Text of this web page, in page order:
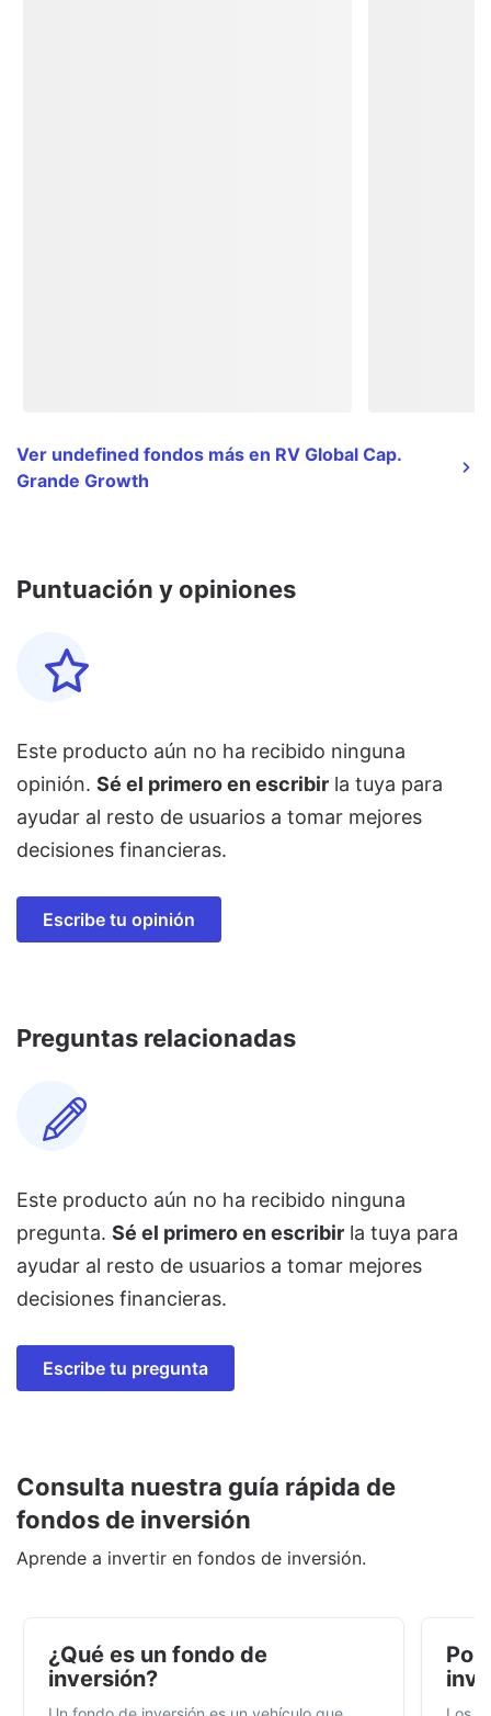
Ver undefined fondos más en RV Global Cap.
Grande Growth
Puntuación y opiniones
Este producto aún no ha recibido ninguna
opinión. Sé el primero en escribir la tuya para
ayudar al resto de usuarios a tomar mejores
decisiones financieras.
Escribe tu opinión
Preguntas relacionadas
Este producto aún no ha recibido ninguna
pregunta. Sé el primero en escribir la tuya para
ayudar al resto de usuarios a tomar mejores
decisiones financieras.
Escribe tu pregunta
Consulta nuestra guía rápida de
fondos de inversión
Aprende a invertir en fondos de inversión.
¿Qué es un fondo de
inversión?
Por